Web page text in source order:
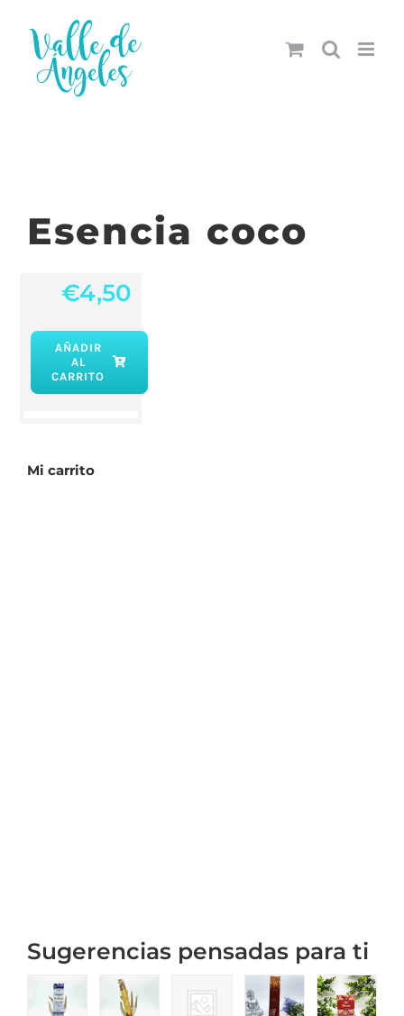
contenido
Esencia coco
€4,50
Esencia
coco
AÑADIR
AL
CARRITO
Mi carrito
Sugerencias pensadas para ti